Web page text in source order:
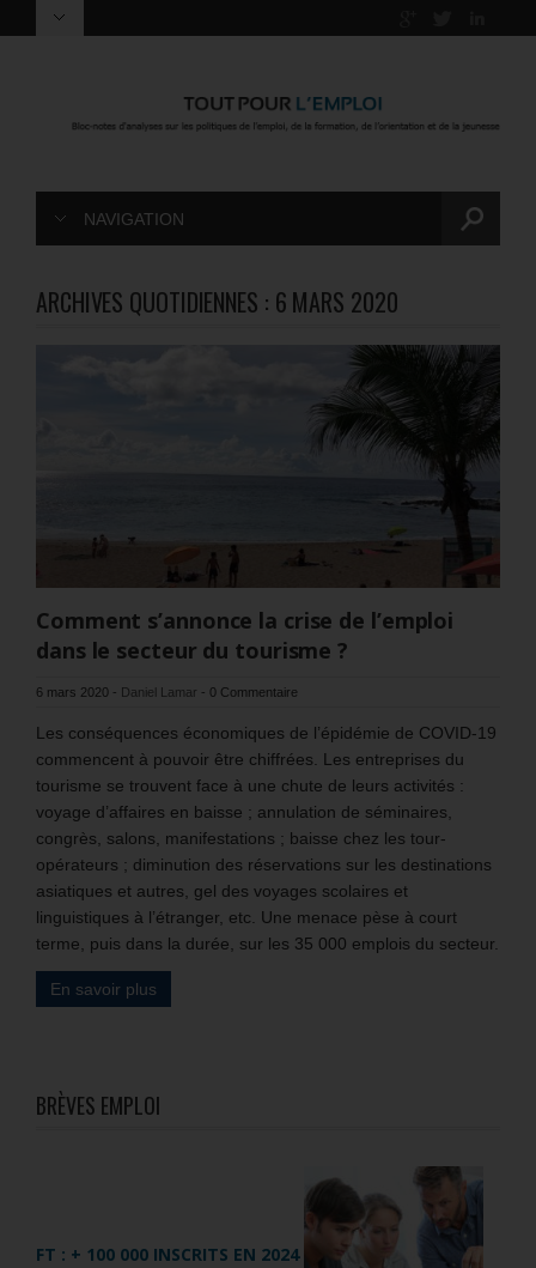
NAVIGATION
ARCHIVES QUOTIDIENNES : 6 MARS 2020
Comment s’annonce la crise de l’emploi
dans le secteur du tourisme ?
6 mars 2020 - Daniel Lamar - 0 Commentaire
Les conséquences économiques de l’épidémie de COVID-19
commencent à pouvoir être chiffrées. Les entreprises du
tourisme se trouvent face à une chute de leurs activités :
voyage d’affaires en baisse ; annulation de séminaires,
congrès, salons, manifestations ; baisse chez les tour-
opérateurs ; diminution des réservations sur les destinations
asiatiques et autres, gel des voyages scolaires et
linguistiques à l’étranger, etc. Une menace pèse à court
terme, puis dans la durée, sur les 35 000 emplois du secteur.
En savoir plus
BRÈVES EMPLOI
FT : + 100 000 INSCRITS EN 2024